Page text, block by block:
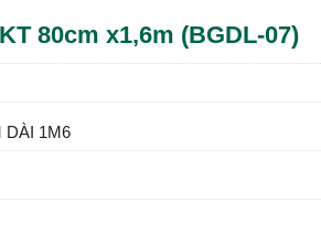
80cm x1,6m (BGDL-07)
DÀI 1M6